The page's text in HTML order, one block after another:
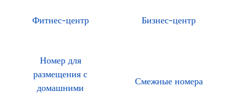
Фитнес-центр Бизнес-центр
Номер для
размещения с
домашними
Смежные номера